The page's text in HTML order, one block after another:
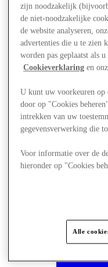
zijn noodzakelijk
de niet-noodzakelijke
de website analyseren,
advertenties die u te zien
worden pas geplaatst als
Cookieverklaring en
U kunt uw voorkeuren
door op "Cookies
intrekken van uw
gegevensverwerking die
Voor informatie over de
hieronder op "Cookies
Alle